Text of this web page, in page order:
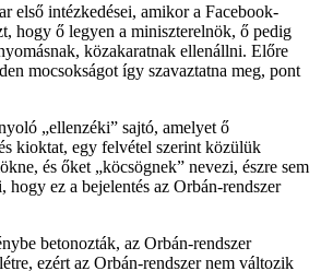
első intézkedései, amikor a Facebook-
hogy ő legyen a miniszterelnök, ő pedig
közakaratnak ellenállni. Előre
mocsokságot így szavaztatna meg, pont
„ellenzéki” sajtó, amelyet ő
kioktat, egy felvétel szerint közülük
és őket „köcsögnek” nevezi, észre sem
hogy ez a bejelentés az Orbán-rendszer
betonozták, az Orbán-rendszer
ezért az Orbán-rendszer nem változik